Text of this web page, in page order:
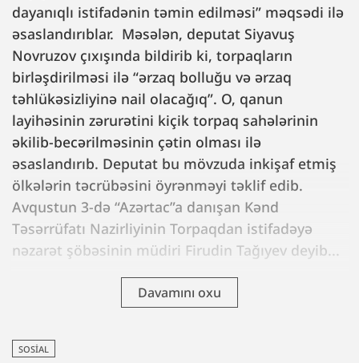
dayanıqlı istifadənin təmin edilməsi” məqsədi ilə
əsaslandırıblar. Məsələn, deputat Siyavuş
Novruzov çıxışında bildirib ki, torpaqların
birləşdirilməsi ilə “ərzaq bolluğu və ərzaq
təhlükəsizliyinə nail olacağıq”. O, qanun
layihəsinin zərurətini kiçik torpaq sahələrinin
əkilib-becərilməsinin çətin olması ilə
əsaslandırıb. Deputat bu mövzuda inkişaf etmiş
ölkələrin təcrübəsini öyrənməyi təklif edib.
Avqustun 3-də “Azərtac”a danışan Kənd
Təsərrüfatı Nazirliyinin Torpaqdan istifadəyə
nəzarət şöbəsinin müdiri Firudin Tağıyev deyib...
Davamını oxu
SOSIAL